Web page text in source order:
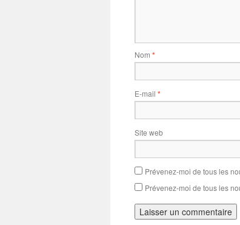
Nom *
E-mail *
Site web
Prévenez-moi de tous les
Prévenez-moi de tous les